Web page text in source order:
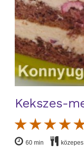
Kekszes-
60 min közepes